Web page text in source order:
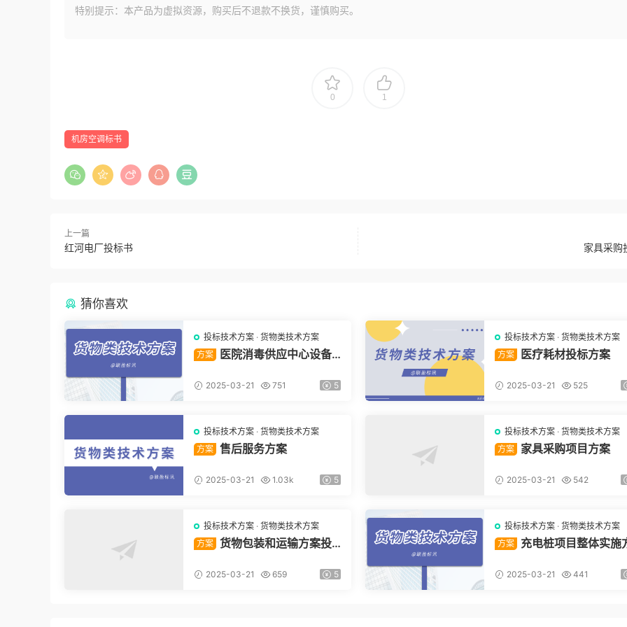
特别提示：本产品为虚拟资源，购买后不退款不换货，谨慎购买。
0 1
机房空调标书
上一篇
红河电厂投标书 家具采购
猜你喜欢
投标技术方案 · 货物类技术方案
方案
医院消毒供应中心设备
2025-03-21 751 5
投标技术方案 · 货物类技术方案
方案
医疗耗材投标方案
2025-03-21 525
投标技术方案 · 货物类技术方案
方案 售后服务方案
2025-03-21 1.03k 5
投标技术方案 · 货物类技术方案
方案
家具采购项目方案
2025-03-21 542
投标技术方案 · 货物类技术方案
方案 货物包装和运输方案投
2025-03-21 659 5
投标技术方案 · 货物类技术方案
方案
充电桩项目整体实施
2025-03-21 441